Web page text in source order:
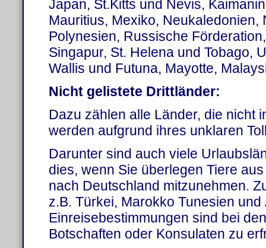
Japan, St.Kitts und Nevis,
Mauritius, Mexiko, Neukaledonien,
Polynesien, Russische
Singapur, St. Helena und Tobago,
Wallis und Futuna, Mayotte,
Nicht gelistete Drittländer:
Dazu zählen alle Länder, die nicht
werden aufgrund ihres unklaren
Darunter sind auch viele
dies, wenn Sie überlegen Tiere
nach Deutschland mitzunehmen.
z.B. Türkei, Marokko Tunesien und
Einreisebestimmungen sind bei
Botschaften oder Konsulaten zu